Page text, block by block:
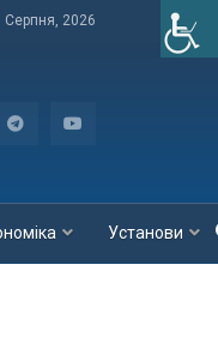
Серпня, 2026
Установи